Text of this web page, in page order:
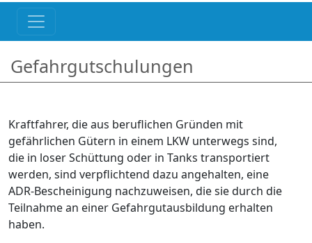
Gefahrgutschulungen
Kraftfahrer, die aus beruflichen Gründen mit
gefährlichen Gütern in einem LKW unterwegs sind,
die in loser Schüttung oder in Tanks transportiert
werden, sind verpflichtend dazu angehalten, eine
ADR-Bescheinigung nachzuweisen, die sie durch die
Teilnahme an einer Gefahrgutausbildung erhalten
haben.